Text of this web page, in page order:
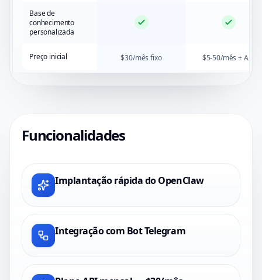
Base de
conhecimento
personalizada
Preço inicial $30/mês fixo $5-50/mês + API
Funcionalidades
Implantação rápida do OpenClaw
Integração com Bot Telegram